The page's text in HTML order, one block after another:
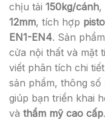
chịu tải 150kg/cánh,
12mm, tích hợp
EN1-EN4. Sản
cửa nội thất và mặt
viết phân tích chi tiết
sản phẩm, thông
giúp bạn triển khai
và thẩm mỹ cao cấp.